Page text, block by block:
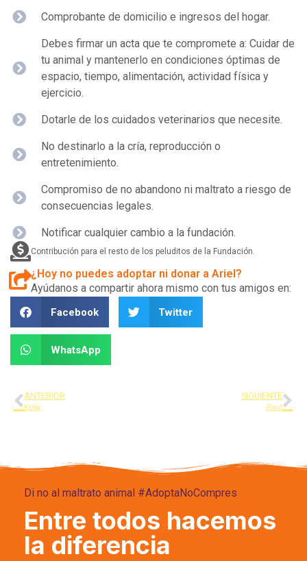
Comprobante de domicilio e ingresos del hogar.
Debes firmar un acta que te compromete a: Cuidar de
tu animal y mantenerlo en condiciones óptimas de
espacio, tiempo, alimentación, actividad física y
ejercicio.
Dotarle de los cuidados veterinarios que necesite.
No destinarlo a la cría, reproducción o
entretenimiento.
Compromiso de no abandono ni maltrato a riesgo de
consecuencias legales.
Notificar cualquier cambio a la fundación.
Contribución para el resto de los peluditos de la Fundación.
¿Hoy no puedes adoptar ni donar a Ariel?
Ayúdanos a compartir ahora mismo con tus amigos en:
Facebook Twitter
WhatsApp
ANTERIOR
Kelly
SIGUIENTE
Paul
Di no al maltrato animal #AdoptaNoCompres
Entre todos hacemos
la diferencia